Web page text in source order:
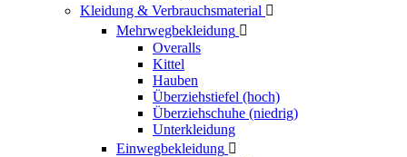
Kleidung & Verbrauchsmaterial 
Mehrwegbekleidung 
Overalls
Kittel
Hauben
Überziehstiefel (hoch)
Überziehschuhe (niedrig)
Unterkleidung
Einwegbekleidung 